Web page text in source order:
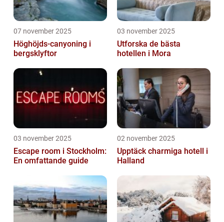
07 november 2025
Höghöjds-canyoning i
bergsklyftor
03 november 2025
Utforska de bästa
hotellen i Mora
03 november 2025
Escape room i Stockholm:
En omfattande guide
02 november 2025
Upptäck charmiga hotell i
Halland